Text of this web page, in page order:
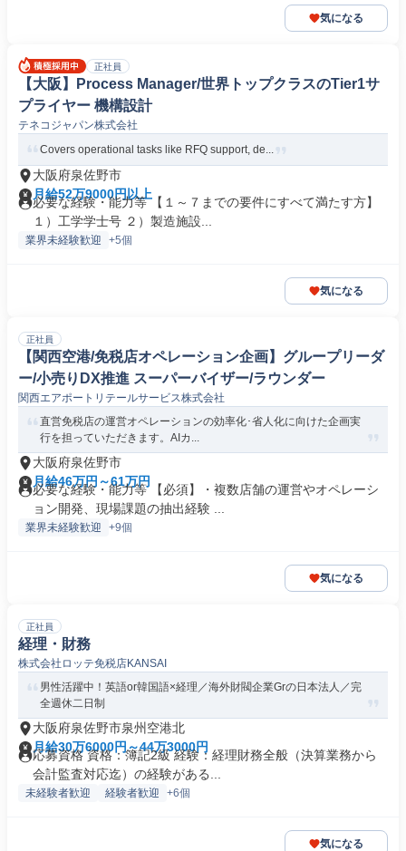
気になる
正社員
【大阪】Process Manager/世界トップクラスのTier1サ
プライヤー 機構設計
テネコジャパン株式会社
Covers operational tasks like RFQ support, de...
大阪府泉佐野市
月給52万9000円以上
必要な経験・能力等 【１～７までの要件にすべて満たす方】
１）工学学士号 ２）製造施設...
業界未経験歓迎 +5個
気になる
正社員
【関西空港/免税店オペレーション企画】グループリーダ
ー/小売りDX推進 スーパーバイザー/ラウンダー
関西エアポートリテールサービス株式会社
直営免税店の運営オペレーションの効率化･省人化に向けた企画実
行を担っていただきます。AIカ...
大阪府泉佐野市
月給46万円～61万円
必要な経験・能力等 【必須】・複数店舗の運営やオペレーシ
ョン開発、現場課題の抽出経験 ...
業界未経験歓迎 +9個
気になる
正社員
経理・財務
株式会社ロッテ免税店KANSAI
男性活躍中！英語or韓国語×経理／海外財閥企業Grの日本法人／完
全週休二日制
大阪府泉佐野市泉州空港北
月給30万6000円～44万3000円
応募資格 資格：簿記2級 経験：経理財務全般（決算業務から
会計監査対応迄）の経験がある...
未経験者歓迎 経験者歓迎 +6個
気になる